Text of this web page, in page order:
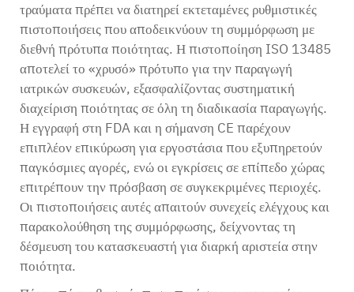
τραύματα πρέπει να διατηρεί εκτεταμένες ρυθμιστικές
πιστοποιήσεις που αποδεικνύουν τη συμμόρφωση με
διεθνή πρότυπα ποιότητας. Η πιστοποίηση ISO 13485
αποτελεί το «χρυσό» πρότυπο για την παραγωγή
ιατρικών συσκευών, εξασφαλίζοντας συστηματική
διαχείριση ποιότητας σε όλη τη διαδικασία παραγωγής.
Η εγγραφή στη FDA και η σήμανση CE παρέχουν
επιπλέον επικύρωση για εργοστάσια που εξυπηρετούν
παγκόσμιες αγορές, ενώ οι εγκρίσεις σε επίπεδο χώρας
επιτρέπουν την πρόσβαση σε συγκεκριμένες περιοχές.
Οι πιστοποιήσεις αυτές απαιτούν συνεχείς ελέγχους και
παρακολούθηση της συμμόρφωσης, δείχνοντας τη
δέσμευση του κατασκευαστή για διαρκή αριστεία στην
ποιότητα.